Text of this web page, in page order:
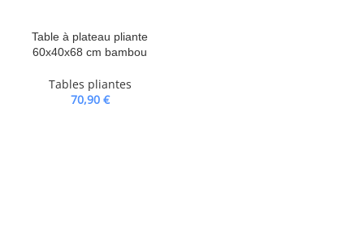
Table à plateau pliante
60x40x68 cm bambou
Tables pliantes
70,90 €